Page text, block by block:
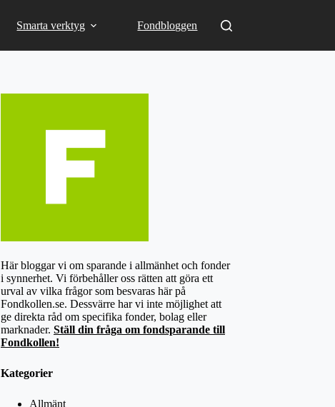
Smarta verktyg Fondbloggen
Här bloggar vi om sparande i allmänhet och fonder
i synnerhet. Vi förbehåller oss rätten att göra ett
urval av vilka frågor som besvaras här på
Fondkollen.se. Dessvärre har vi inte möjlighet att
ge direkta råd om specifika fonder, bolag eller
marknader. Ställ din fråga om fondsparande till
Fondkollen!
Kategorier
Allmänt